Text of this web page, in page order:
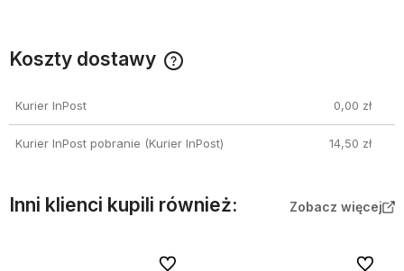
Koszty dostawy
Kurier InPost 0,00 zł
Kurier InPost pobranie (Kurier InPost) 14,50 zł
Inni klienci kupili również: Zobacz więcej
Do ulubionych Do